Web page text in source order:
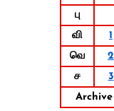
பு
வி
1
வெ
2
ச
3
Archive